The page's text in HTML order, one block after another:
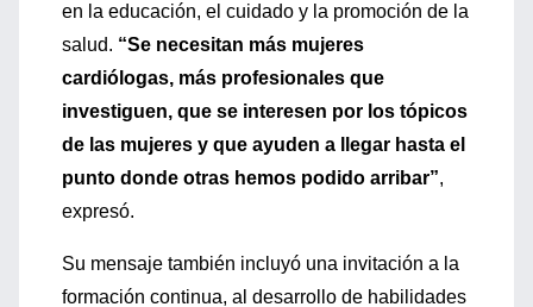
en la educación, el cuidado y la promoción de la
salud. “Se necesitan más mujeres
cardiólogas, más profesionales que
investiguen, que se interesen por los tópicos
de las mujeres y que ayuden a llegar hasta el
punto donde otras hemos podido arribar”,
expresó.
Su mensaje también incluyó una invitación a la
formación continua, al desarrollo de habilidades